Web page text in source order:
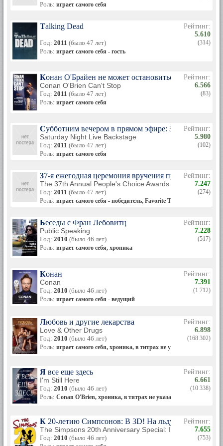
Роль: играет самого себя
Talking Dead
Год: 2011 (было 47 лет)
Роль: играет самого себя - гость
Рейтинг:
5.610
(314)
Конан О'Брайен не может остановиться
Conan O'Brien Can't Stop
Год: 2011 (было 47 лет)
Роль: играет самого себя
Рейтинг:
6.566
(83)
Субботним вечером в прямом эфире: За кулисами
Saturday Night Live Backstage
Год: 2011 (было 47 лет)
Роль: играет самого себя
Рейтинг:
5.980
(102)
37-я ежегодная церемония вручения премии People's
The 37th Annual People's Choice Awards
Год: 2011 (было 47 лет)
Роль: играет самого себя - победитель, Favorite Talk Show Host
Рейтинг:
7.247
(274)
Беседы с Фран Лебовитц
Public Speaking
Год: 2010 (было 46 лет)
Роль: играет самого себя, хроника
Рейтинг:
7.228
(517)
Конан
Conan
Год: 2010 (было 46 лет)
Роль: играет самого себя - ведущий
Рейтинг:
7.391
(1 712)
Любовь и другие лекарства
Love & Other Drugs
Год: 2010 (было 46 лет)
Роль: играет самого себя, хроника, в титрах не указан
Рейтинг:
6.898
(168 302)
Я все еще здесь
I'm Still Here
Год: 2010 (было 46 лет)
Роль: Conan O'Brien, хроника, в титрах не указан
Рейтинг:
6.661
(10 338)
К 20-летию Симпсонов: В 3D! На льду!
The Simpsons 20th Anniversary Special: In 3-D! On Ice!
Год: 2010 (было 46 лет)
Рейтинг:
7.655
(753)